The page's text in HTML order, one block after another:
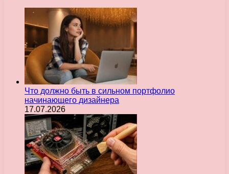
Что должно быть в сильном портфолио
начинающего дизайнера
17.07.2026